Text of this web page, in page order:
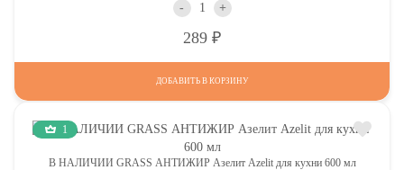
- +
289
ДОБАВИТЬ В КОРЗИНУ
1
В НАЛИЧИИ GRASS АНТИЖИР Азелит Azelit для кухни 600 мл